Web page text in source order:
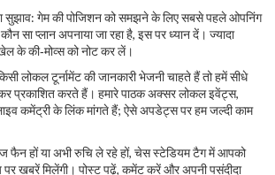
सुझाव: गेम की पोजिशन को समझने के लिए सबसे पहले ओपनिंग
सा प्लान अपनाया जा रहा है, इस पर ध्यान दें। ज्यादा
के की‑मोव्स को नोट कर लें।
लोकल टूर्नामेंट की जानकारी भेजनी चाहते हैं तो हमें सीधे
प्रकाशित करते हैं। हमारे पाठक अक्सर लोकल इवेंट्स,
कमेंट्री के लिंक मांगते हैं; ऐसे अपडेट्स पर हम जल्दी काम
हों या अभी रुचि ले रहे हों, चेस स्टेडियम टैग में आपको
खबरें मिलेंगी। पोस्ट पढ़ें, कमेंट करें और अपनी पसंदीदा